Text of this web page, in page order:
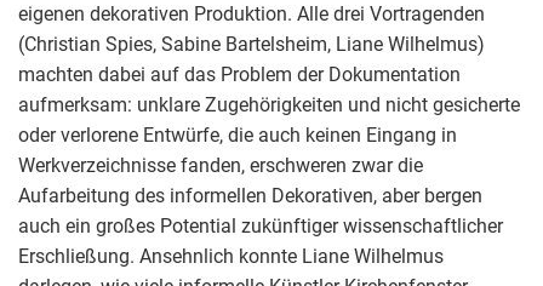
eigenen dekorativen Produktion. Alle drei Vortragenden
(Christian Spies, Sabine Bartelsheim, Liane Wilhelmus)
machten dabei auf das Problem der Dokumentation
aufmerksam: unklare Zugehörigkeiten und nicht gesicherte
oder verlorene Entwürfe, die auch keinen Eingang in
Werkverzeichnisse fanden, erschweren zwar die
Aufarbeitung des informellen Dekorativen, aber bergen
auch ein großes Potential zukünftiger wissenschaftlicher
Erschließung. Ansehnlich konnte Liane Wilhelmus